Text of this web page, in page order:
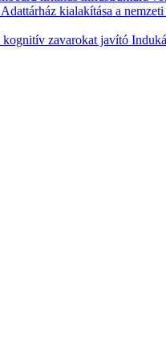
kialakítása a
zavarokat javító